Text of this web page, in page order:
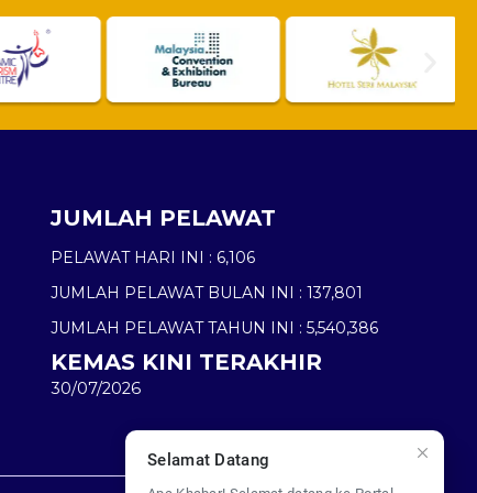
JUMLAH PELAWAT
PELAWAT HARI INI : 6,106
JUMLAH PELAWAT BULAN INI : 137,801
JUMLAH PELAWAT TAHUN INI : 5,540,386
KEMAS KINI TERAKHIR
30/07/2026
Selamat Datang